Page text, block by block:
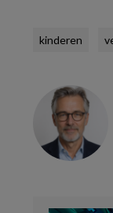
kinderen